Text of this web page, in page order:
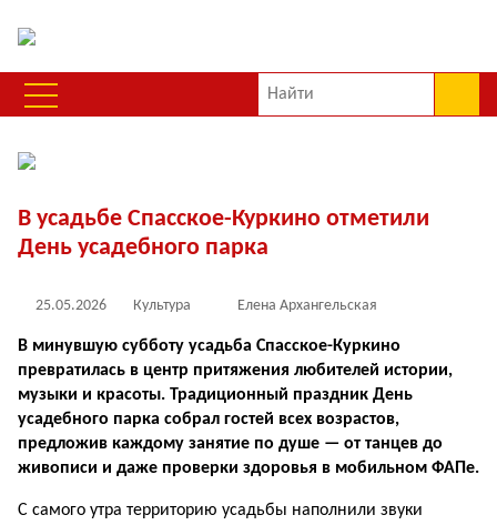
В усадьбе Спасское-Куркино отметили
День усадебного парка
25.05.2026 Культура Елена Архангельская
В минувшую субботу усадьба Спасское-Куркино
превратилась в центр притяжения любителей истории,
музыки и красоты. Традиционный праздник День
усадебного парка собрал гостей всех возрастов,
предложив каждому занятие по душе — от танцев до
живописи и даже проверки здоровья в мобильном ФАПе.
С самого утра территорию усадьбы наполнили звуки